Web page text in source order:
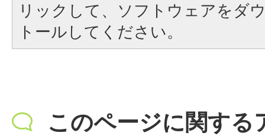
リックして、ソフトウェアをダ
トールしてください。
このページに関する